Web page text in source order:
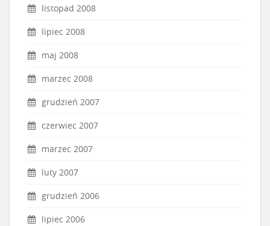
listopad 2008
lipiec 2008
maj 2008
marzec 2008
grudzień 2007
czerwiec 2007
marzec 2007
luty 2007
grudzień 2006
lipiec 2006